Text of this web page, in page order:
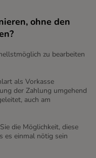
ohne den
zu bearbeiten
als Vorkasse
der Zahlung umgehend
auch am
die Möglichkeit, diese
es einmal nötig sein